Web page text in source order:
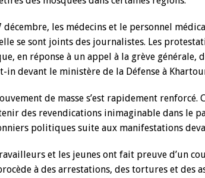
décembre, les médecins et le personnel
se sont joints des journalistes. Les
en réponse à un appel à la grève générale,
in devant le ministère de la Défense à
de masse s’est rapidement
des revendications inimaginable dans le
politiques suite aux manifestations
et les jeunes ont fait preuve d’un
à des arrestations, des tortures et des